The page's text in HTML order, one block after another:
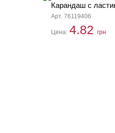
Карандаш с
Арт. 76119406
Цена: 4.82 грн